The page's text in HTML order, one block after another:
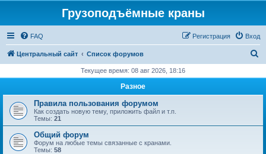
Грузоподъёмные краны
FAQ Вход
Регистрация
Центральный сайт Список форумов
с
Текущее время: 08 авг 2026, 18:16
Разное
Правила пользования форумом
Как создать новую тему, приложить файл и т.п.
Темы: 21
Общий форум
Форум на любые темы связанные с кранами.
Темы: 58